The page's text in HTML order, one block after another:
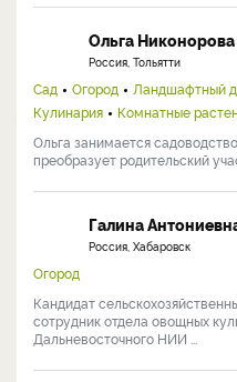
Ольга Никонорова
Россия, Тольятти
Сад Огород Ландшафтный
Кулинария
Комнатные
Ольга занимается
преобразует родительский
Галина
Россия, Хабаровск
Огород
Кандидат
сотрудник отдела овощных
Дальневосточного НИИ ...